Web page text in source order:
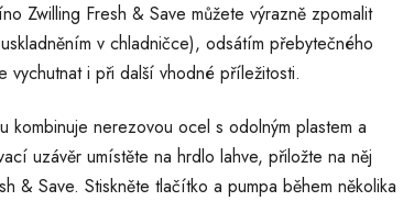
Zwilling Fresh & Save můžete výrazně zpomalit
v chladničce), odsátím přebytečného
vychutnat i při další vhodné příležitosti.
nerezovou ocel s odolným plastem a
uzávěr umístěte na hrdlo lahve, přiložte na něj
& Save. Stiskněte tlačítko a pumpa během několika